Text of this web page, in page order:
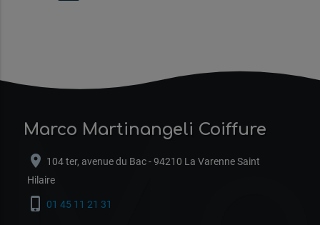
Marco Martinangeli Coiffure
location_on 104 ter, avenue du Bac - 94210 La Varenne Saint
Hilaire
phone_iphone 01 45 11 21 31